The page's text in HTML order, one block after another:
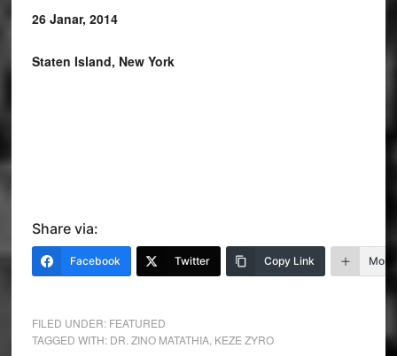
26 Janar, 2014
Staten Island, New York
Share via:
Facebook Twitter Copy Link More
FILED UNDER: FEATURED
TAGGED WITH: DR. ZINO MATATHIA, KEZE ZYRO